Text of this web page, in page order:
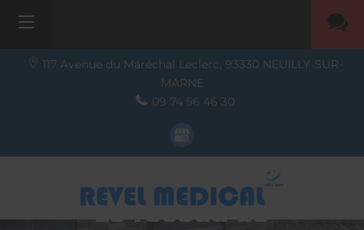
117 Avenue du Maréchal Leclerc, 93330 NEUILLY-SUR-
MARNE
09 74 56 46 30
Le réseau de